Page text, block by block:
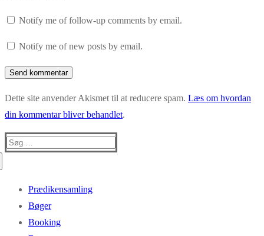
Notify me of follow-up comments by email.
Notify me of new posts by email.
Dette site anvender Akismet til at reducere spam. Læs om hvordan
din kommentar bliver behandlet.
Søg
Prædikensamling
Bøger
Booking